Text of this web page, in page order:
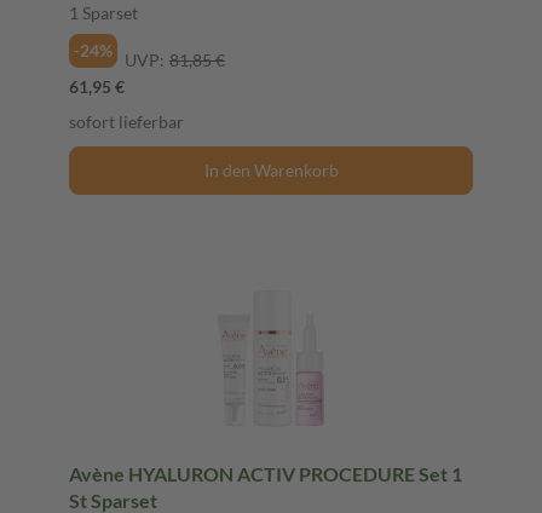
1 Sparset
-24%
UVP: 81,85 €
61,95 €
sofort lieferbar
In den Warenkorb
Avène HYALURON ACTIV PROCEDURE Set 1
St Sparset